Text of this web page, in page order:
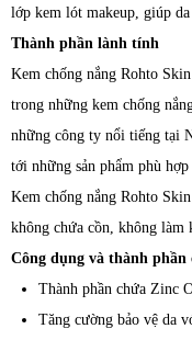
lớp kem lót makeup, giúp
Thành phần lành tính
Kem chống nắng Rohto
trong những kem chống
những công ty nổi tiếng tại
tới những sản phẩm phù
Kem chống nắng Rohto
không chứa cồn, không làm
Công dụng và thành phần
Thành phần chứa Zinc
Tăng cường bảo vệ da